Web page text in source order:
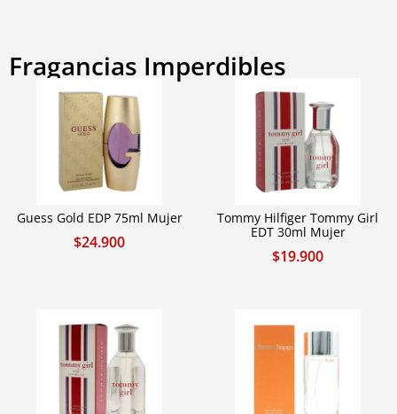
Fragancias Imperdibles
Guess Gold EDP 75ml Mujer
$24.900
Tommy Hilfiger Tommy Girl
EDT 30ml Mujer
$19.900